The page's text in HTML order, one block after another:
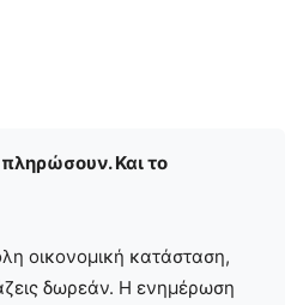
Και το
οικονομική κατάσταση,
δωρεάν. Η ενημέρωση